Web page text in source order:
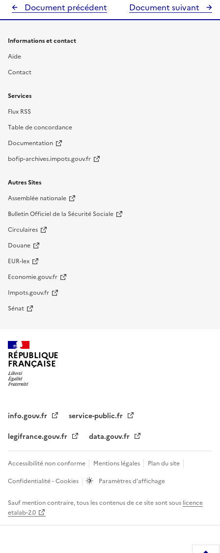
Document précédent Document suivant
Informations et contact
Aide
Contact
Services
Flux RSS
Table de concordance
Documentation
bofip-archives.impots.gouv.fr
Autres Sites
Assemblée nationale
Bulletin Officiel de la Sécurité Sociale
Circulaires
Douane
EUR-lex
Economie.gouv.fr
Impots.gouv.fr
Sénat
RÉPUBLIQUE
FRANÇAISE
info.gouv.fr
service-public.fr
legifrance.gouv.fr
data.gouv.fr
Accessibilité non conforme Mentions légales
Plan du site
Confidentialité - Cookies
Paramètres d'affichage
Sauf mention contraire, tous les contenus de ce site sont sous licence
etalab-2.0